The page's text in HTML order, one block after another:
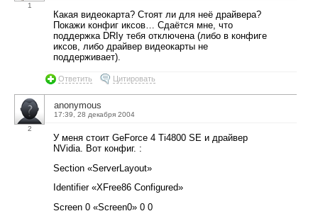
1
Какая видеокарта? Стоят ли для неё драйвера?
Покажи конфиг иксов… Сдаётся мне, что
поддержка DRIу тебя отключена (либо в конфиге
иксов, либо драйвер видеокарты не
поддерживает).
Ответить Цитировать
2
anonymous
17:39, 28 декабря 2004
У меня стоит GeForce 4 Ti4800 SE и драйвер
NVidia. Вот конфиг. :
Section «ServerLayout»
Identifier «XFree86 Configured»
Screen 0 «Screen0» 0 0